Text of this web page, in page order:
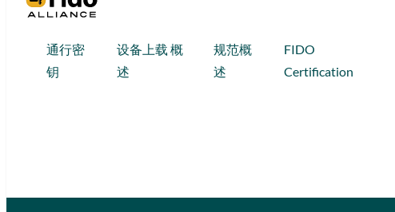
通行密
钥
设备上载 概
述
规范概
述
FIDO
Certification